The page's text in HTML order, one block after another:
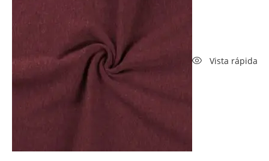
Vista rápida